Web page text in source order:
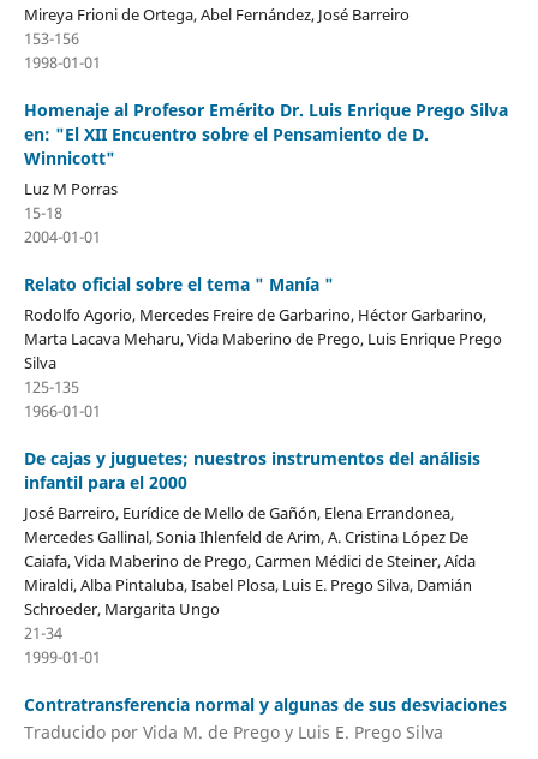
Mireya Frioni de Ortega, Abel Fernández, José Barreiro
153-156
1998-01-01
Homenaje al Profesor Emérito Dr. Luis Enrique Prego Silva
en: "El XII Encuentro sobre el Pensamiento de D.
Winnicott"
Luz M Porras
15-18
2004-01-01
Relato oficial sobre el tema " Manía "
Rodolfo Agorio, Mercedes Freire de Garbarino, Héctor Garbarino,
Marta Lacava Meharu, Vida Maberino de Prego, Luis Enrique Prego
Silva
125-135
1966-01-01
De cajas y juguetes; nuestros instrumentos del análisis
infantil para el 2000
José Barreiro, Eurídice de Mello de Gañón, Elena Errandonea,
Mercedes Gallinal, Sonia Ihlenfeld de Arim, A. Cristina López De
Caiafa, Vida Maberino de Prego, Carmen Médici de Steiner, Aída
Miraldi, Alba Pintaluba, Isabel Plosa, Luis E. Prego Silva, Damián
Schroeder, Margarita Ungo
21-34
1999-01-01
Contratransferencia normal y algunas de sus desviaciones
Traducido por Vida M. de Prego y Luis E. Prego Silva